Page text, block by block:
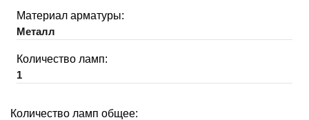
Материал арматуры:
Металл
Количество ламп:
1
Количество ламп общее: